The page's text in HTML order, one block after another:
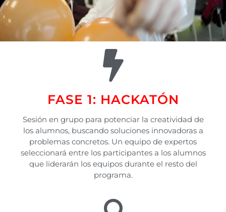
FASE 1: HACKATÓN
Sesión en grupo para potenciar la creatividad de
los alumnos, buscando soluciones innovadoras a
problemas concretos. Un equipo de expertos
seleccionará entre los participantes a los alumnos
que liderarán los equipos durante el resto del
programa.